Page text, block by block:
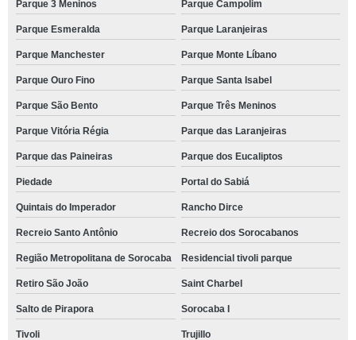
Parque 3 Meninos Parque Campolim
Parque Esmeralda Parque Laranjeiras
Parque Manchester Parque Monte Líbano
Parque Ouro Fino Parque Santa Isabel
Parque São Bento Parque Três Meninos
Parque Vitória Régia Parque das Laranjeiras
Parque das Paineiras Parque dos Eucaliptos
Piedade Portal do Sabiá
Quintais do Imperador Rancho Dirce
Recreio Santo Antônio Recreio dos Sorocabanos
Região Metropolitana de Sorocaba Residencial tivoli parque
Retiro São João Saint Charbel
Salto de Pirapora Sorocaba I
Tivoli Trujillo